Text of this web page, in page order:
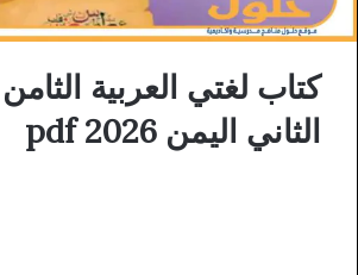
كتاب لغتي العربية
الثاني اليمن 2026 pdf